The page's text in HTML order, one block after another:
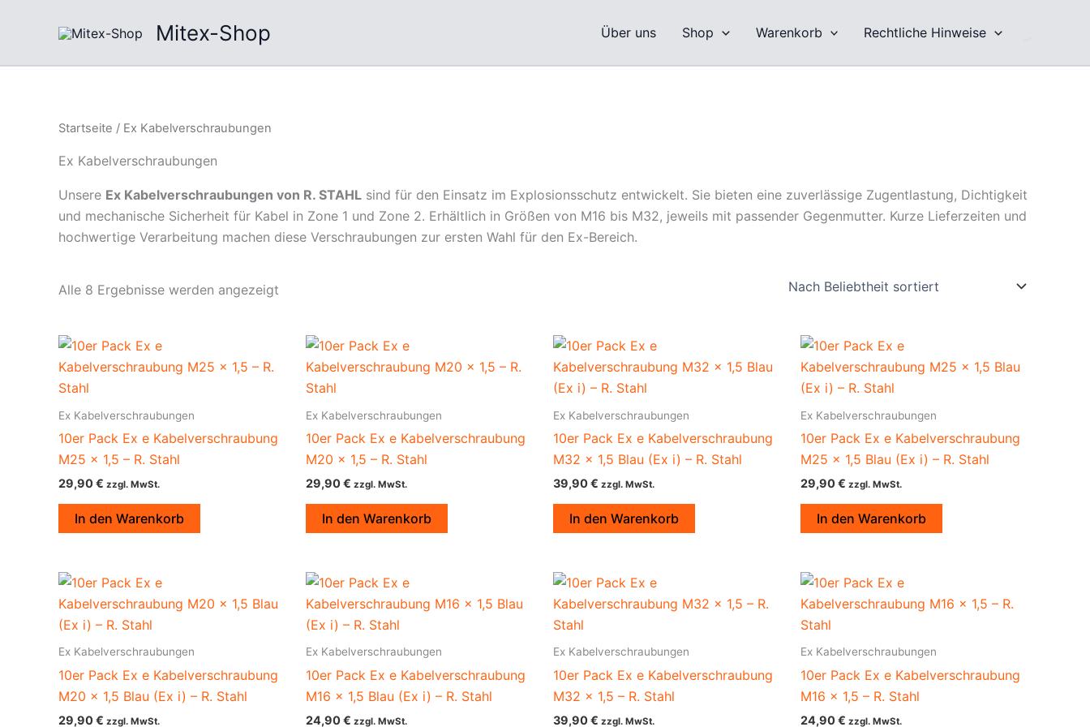
Mitex-Shop Über uns Shop Warenkorb Rechtliche Hinweise
Startseite / Ex Kabelverschraubungen
Ex Kabelverschraubungen
Unsere Ex Kabelverschraubungen von R. STAHL sind für den Einsatz im Explosionsschutz entwickelt. Sie bieten eine zuverlässige Zugentlastung, Dichtigkeit
und mechanische Sicherheit für Kabel in Zone 1 und Zone 2. Erhältlich in Größen von M16 bis M32, jeweils mit passender Gegenmutter. Kurze Lieferzeiten und
hochwertige Verarbeitung machen diese Verschraubungen zur ersten Wahl für den Ex-Bereich.
Alle 8 Ergebnisse werden angezeigt
Ex Kabelverschraubungen
10er Pack Ex e Kabelverschraubung
M25 x 1,5 – R. Stahl
29,90€ zzgl. MwSt.
In den Warenkorb
Ex Kabelverschraubungen
10er Pack Ex e Kabelverschraubung
M20 x 1,5 – R. Stahl
29,90€ zzgl. MwSt.
In den Warenkorb
Ex Kabelverschraubungen
10er Pack Ex e Kabelverschraubung
M32 x 1,5 Blau (Ex i) – R. Stahl
39,90€ zzgl. MwSt.
In den Warenkorb
Ex Kabelverschraubungen
10er Pack Ex e Kabelverschraubung
M25 x 1,5 Blau (Ex i) – R. Stahl
29,90€ zzgl. MwSt.
In den Warenkorb
Ex Kabelverschraubungen
10er Pack Ex e Kabelverschraubung
M20 x 1,5 Blau (Ex i) – R. Stahl
29,90€ zzgl. MwSt.
Ex Kabelverschraubungen
10er Pack Ex e Kabelverschraubung
M16 x 1,5 Blau (Ex i) – R. Stahl
24,90€ zzgl. MwSt.
Ex Kabelverschraubungen
10er Pack Ex e Kabelverschraubung
M32 x 1,5 – R. Stahl
39,90€ zzgl. MwSt.
Ex Kabelverschraubungen
10er Pack Ex e Kabelverschraubung
M16 x 1,5 – R. Stahl
24,90€ zzgl. MwSt.